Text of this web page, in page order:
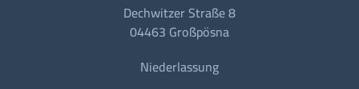
Dechwitzer Straße 8
04463 Großpösna
Niederlassung